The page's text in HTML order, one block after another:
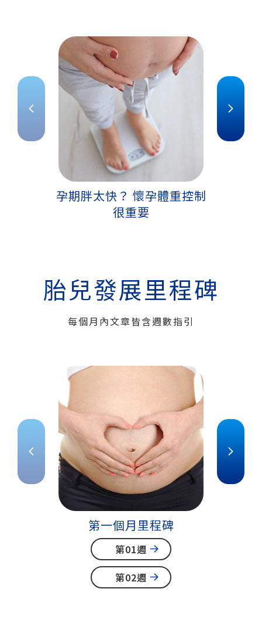
孕期胖太快？ 懷孕體重控制
很重要
胎兒發展里程碑
每個月內文章皆含週數指引
第一個月里程碑
第01週
第02週